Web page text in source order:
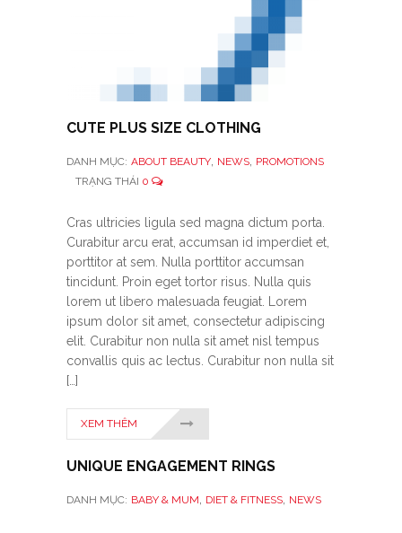
CUTE PLUS SIZE CLOTHING
DANH MỤC: ABOUT BEAUTY NEWS PROMOTIONS
TRẠNG THÁI 0
Cras ultricies ligula sed magna dictum porta.
Curabitur arcu erat, accumsan id imperdiet et,
porttitor at sem. Nulla porttitor accumsan
tincidunt. Proin eget tortor risus. Nulla quis
lorem ut libero malesuada feugiat. Lorem
ipsum dolor sit amet, consectetur adipiscing
elit. Curabitur non nulla sit amet nisl tempus
convallis quis ac lectus. Curabitur non nulla sit
[…]
XEM THÊM
UNIQUE ENGAGEMENT RINGS
DANH MỤC: BABY & MUM DIET & FITNESS NEWS